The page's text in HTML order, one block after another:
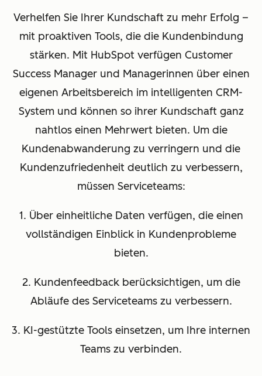
Verhelfen Sie Ihrer Kundschaft zu mehr Erfolg –
mit proaktiven Tools, die die Kundenbindung
stärken. Mit HubSpot verfügen Customer
Success Manager und Managerinnen über einen
eigenen Arbeitsbereich im intelligenten CRM-
System und können so ihrer Kundschaft ganz
nahtlos einen Mehrwert bieten. Um die
Kundenabwanderung zu verringern und die
Kundenzufriedenheit deutlich zu verbessern,
müssen Serviceteams:
1. Über einheitliche Daten verfügen, die einen
vollständigen Einblick in Kundenprobleme
bieten.
2. Kundenfeedback berücksichtigen, um die
Abläufe des Serviceteams zu verbessern.
3. KI-gestützte Tools einsetzen, um Ihre internen
Teams zu verbinden.